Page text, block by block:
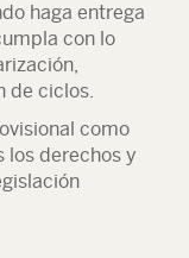
haga entrega
con lo
de ciclos.
como
los derechos y